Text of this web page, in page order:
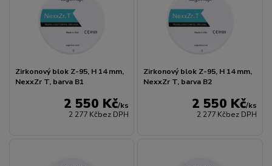
Zirkonový blok Z-95, H 14 mm,
NexxZr T, barva B1
2 550 Kč/ks
2 277 Kčbez DPH
Zirkonový blok Z-95, H 14 mm,
NexxZr T, barva B2
2 550 Kč/ks
2 277 Kčbez DPH